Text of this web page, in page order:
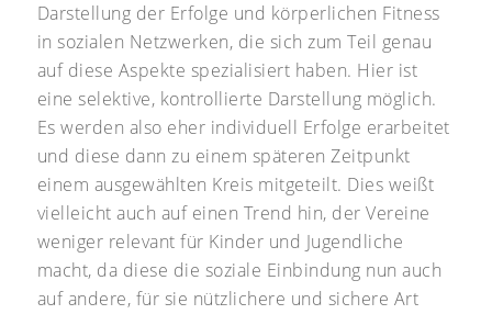
Darstellung der Erfolge und körperlichen Fitness
in sozialen Netzwerken, die sich zum Teil genau
auf diese Aspekte spezialisiert haben. Hier ist
eine selektive, kontrollierte Darstellung möglich.
Es werden also eher individuell Erfolge erarbeitet
und diese dann zu einem späteren Zeitpunkt
einem ausgewählten Kreis mitgeteilt. Dies weißt
vielleicht auch auf einen Trend hin, der Vereine
weniger relevant für Kinder und Jugendliche
macht, da diese die soziale Einbindung nun auch
auf andere, für sie nützlichere und sichere Art